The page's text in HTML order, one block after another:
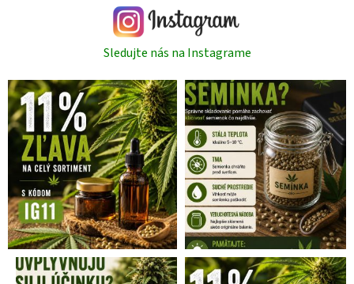
Sledujte nás na Instagrame